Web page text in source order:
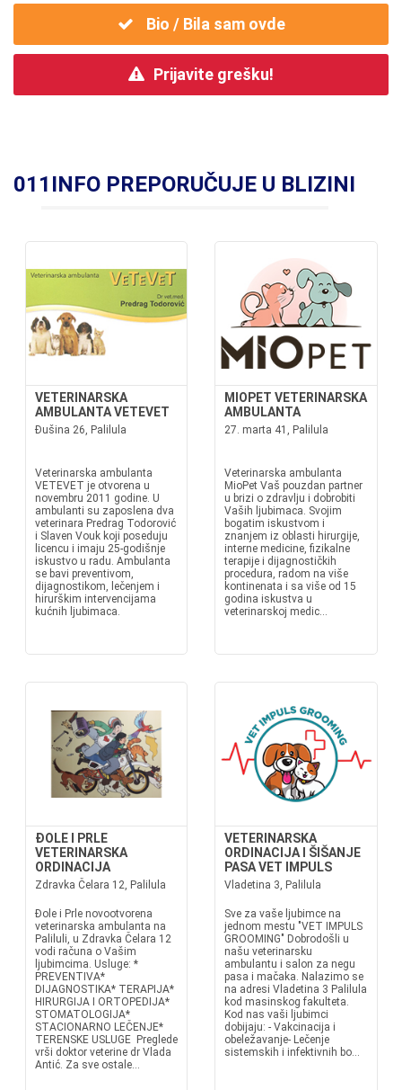
Bio / Bila sam ovde
Prijavite grešku!
011INFO PREPORUČUJE U BLIZINI
VETERINARSKA
AMBULANTA VETEVET
Đušina 26, Palilula
Veterinarska ambulanta
VETEVET je otvorena u
novembru 2011 godine. U
ambulanti su zaposlena dva
veterinara Predrag Todorović
i Slaven Vouk koji poseduju
licencu i imaju 25-godišnje
iskustvo u radu. Ambulanta
se bavi preventivom,
dijagnostikom, lečenjem i
hirurškim intervencijama
kućnih ljubimaca.
MIOPET VETERINARSKA
AMBULANTA
27. marta 41, Palilula
Veterinarska ambulanta
MioPet Vaš pouzdan partner
u brizi o zdravlju i dobrobiti
Vaših ljubimaca. Svojim
bogatim iskustvom i
znanjem iz oblasti hirurgije,
interne medicine, fizikalne
terapije i dijagnostičkih
procedura, radom na više
kontinenata i sa više od 15
godina iskustva u
veterinarskoj medic...
ĐOLE I PRLE
VETERINARSKA
ORDINACIJA
Zdravka Čelara 12, Palilula
Đole i Prle novootvorena
veterinarska ambulanta na
Paliluli, u Zdravka Čelara 12
vodi računa o Vašim
ljubimcima. Usluge: *
PREVENTIVA*
DIJAGNOSTIKA* TERAPIJA*
HIRURGIJA I ORTOPEDIJA*
STOMATOLOGIJA*
STACIONARNO LEČENJE*
TERENSKE USLUGE Preglede
vrši doktor veterine dr Vlada
Antić. Za sve ostale...
VETERINARSKA
ORDINACIJA I ŠIŠANJE
PASA VET IMPULS
Vladetina 3, Palilula
Sve za vaše ljubimce na
jednom mestu "VET IMPULS
GROOMING" Dobrodošli u
našu veterinarsku
ambulantu i salon za negu
pasa i mačaka. Nalazimo se
na adresi Vladetina 3 Palilula
kod masinskog fakulteta.
Kod nas vaši ljubimci
dobijaju: - Vakcinacija i
obeležavanje- Lečenje
sistemskih i infektivnih bo...